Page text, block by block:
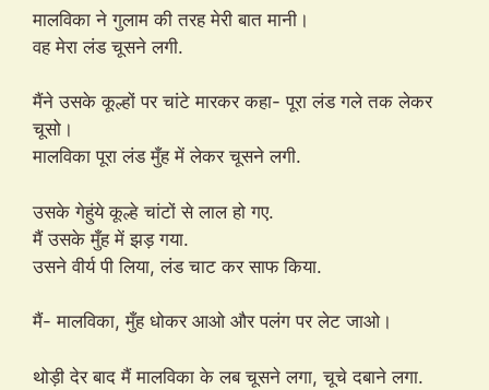
मालविका ने गुलाम की तरह मेरी बात मानी।
वह मेरा लंड चूसने लगी.
मैंने उसके कूल्हों पर चांटे मारकर कहा- पूरा लंड गले तक लेकर
चूसो।
मालविका पूरा लंड मुँह में लेकर चूसने लगी.
उसके गेहुंये कूल्हे चांटों से लाल हो गए.
मैं उसके मुँह में झड़ गया.
उसने वीर्य पी लिया, लंड चाट कर साफ किया.
मैं- मालविका, मुँह धोकर आओ और पलंग पर लेट जाओ।
थोड़ी देर बाद मैं मालविका के लब चूसने लगा, चूचे दबाने लगा.